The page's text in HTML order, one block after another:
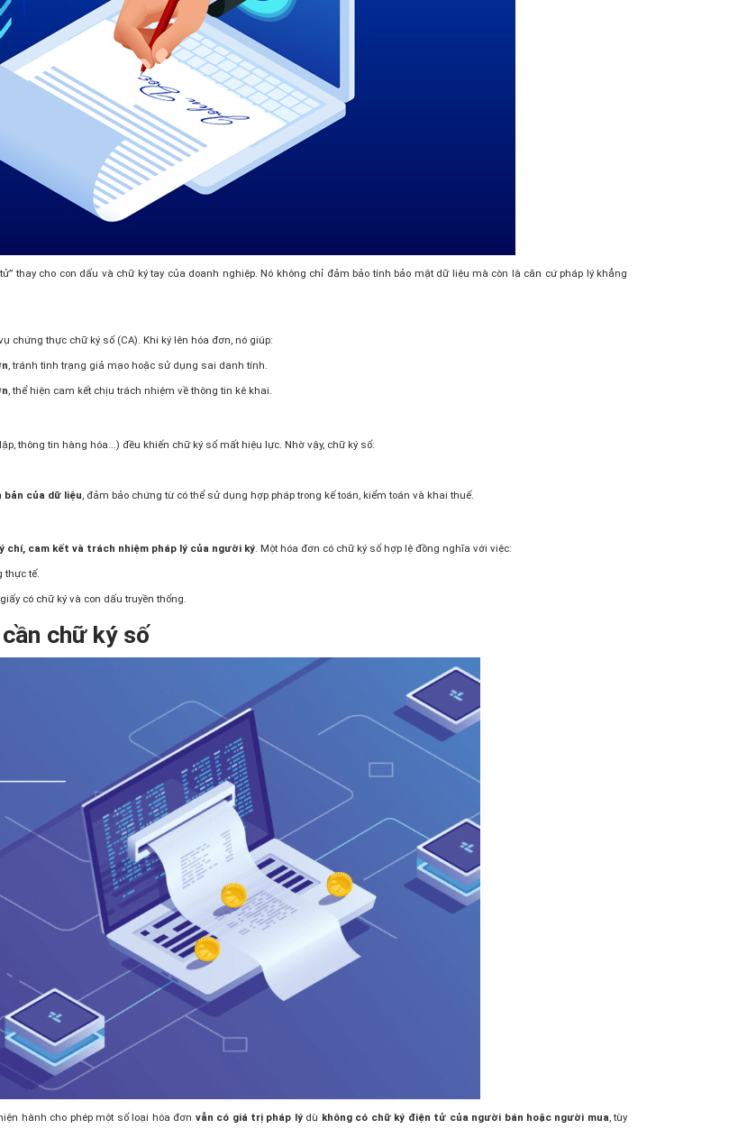
thay cho con dấu và chữ ký tay của doanh nghiệp. Nó không chỉ đảm bảo tính bảo mật dữ liệu mà còn là căn cứ pháp lý khẳng
chứng thực chữ ký số (CA). Khi ký lên hóa đơn, nó giúp:
, tránh tình trạng giả mạo hoặc sử dụng sai danh tính.
, thể hiện cam kết chịu trách nhiệm về thông tin kê khai.
thông tin hàng hóa...) đều khiến chữ ký số mất hiệu lực. Nhờ vậy, chữ ký số:
của dữ liệu , đảm bảo chứng từ có thể sử dụng hợp pháp trong kế toán, kiểm toán và khai thuế.
ý chí, cam kết và trách nhiệm pháp lý của người ký. Một hóa đơn có chữ ký số hợp lệ đồng nghĩa với việc:
thực tế.
có chữ ký và con dấu truyền thống.
chữ ký số
hành cho phép một số loại hóa đơn vẫn có giá trị pháp lýdù không có chữ ký điện tử của người bán hoặc người mua , tùy